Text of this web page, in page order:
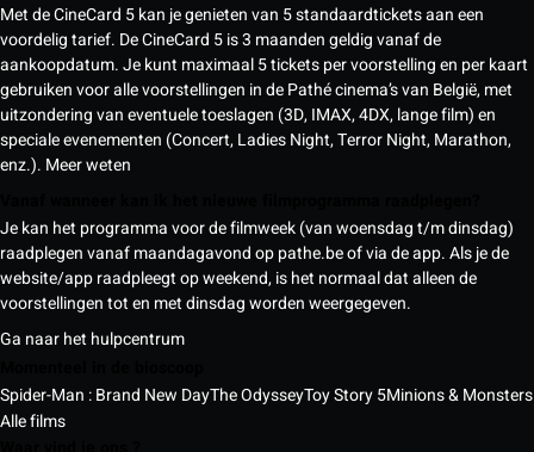
Met de CineCard 5 kan je genieten van 5 standaardtickets aan een
voordelig tarief. De CineCard 5 is 3 maanden geldig vanaf de
aankoopdatum. Je kunt maximaal 5 tickets per voorstelling en per kaart
gebruiken voor alle voorstellingen in de Pathé cinema’s van België, met
uitzondering van eventuele toeslagen (3D, IMAX, 4DX, lange film) en
speciale evenementen (Concert, Ladies Night, Terror Night, Marathon,
enz.). Meer weten
Je kan het programma voor de filmweek (van woensdag t/m dinsdag)
raadplegen vanaf maandagavond op pathe.be of via de app. Als je de
website/app raadpleegt op weekend, is het normaal dat alleen de
voorstellingen tot en met dinsdag worden weergegeven.
Ga naar het hulpcentrum
Spider-Man : Brand New DayThe OdysseyToy Story 5Minions & Monsters
Alle films